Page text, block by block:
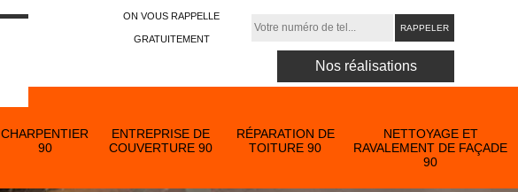
ON VOUS RAPPELLE
GRATUITEMENT
Nos réalisations
CHARPENTIER
90
ENTREPRISE DE
COUVERTURE 90
RÉPARATION DE
TOITURE 90
NETTOYAGE ET
RAVALEMENT DE FAÇADE
90